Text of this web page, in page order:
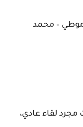
– محمد
مجرد لقاء عادي،